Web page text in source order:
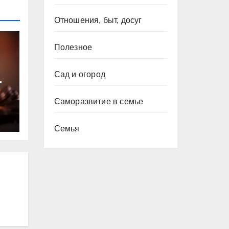
Отношения, быт, досуг
Полезное
Сад и огород
Саморазвитие в семье
Семья